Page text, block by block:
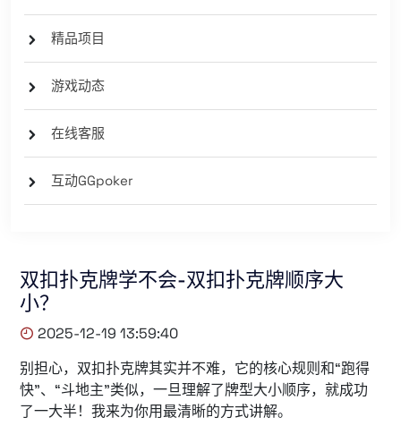
精品项目
游戏动态
在线客服
互动GGpoker
双扣扑克牌学不会-双扣扑克牌顺序大
小？
2025-12-19 13:59:40
别担心，双扣扑克牌其实并不难，它的核心规则和“跑得
快”、“斗地主”类似，一旦理解了牌型大小顺序，就成功
了一大半！我来为你用最清晰的方式讲解。